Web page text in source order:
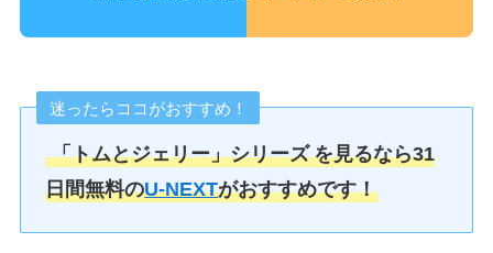
迷ったらココがおすすめ！
「トムとジェリー」シリーズ を見るなら31
日間無料のU-NEXTがおすすめです！